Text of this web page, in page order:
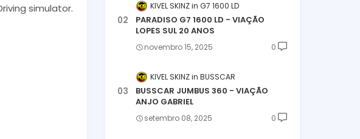
simulator.
KIVEL SKINZ G7 1600 LD
PARADISO G7 1600 LD - VIAÇÃO
LOPES SUL 20 ANOS
novembro 15, 2025 0
KIVEL SKINZ BUSSCAR
BUSSCAR JUMBUS 360 - VIAÇÃO
ANJO GABRIEL
setembro 08, 2025 0